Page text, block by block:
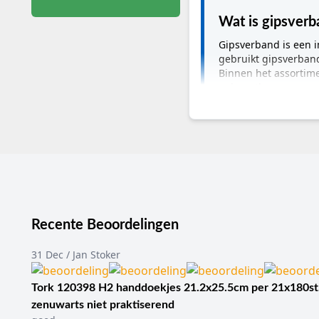
Wat is
Gipsverband is een
gebruikt
Binnen het
Wat is
Gipsverband is een
weke delen in rust
calciumsulfaat, terwijl
Recente Beoordelingen
31 Dec / Jan Stoker
Tork 120398 H2 handdoekjes 21.2x25.5cm per
zenuwarts niet praktiserend